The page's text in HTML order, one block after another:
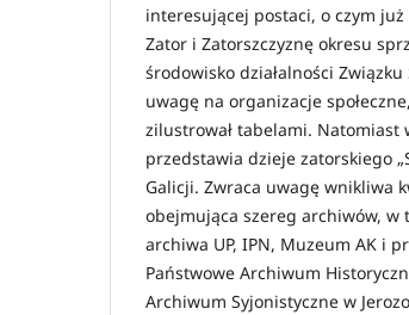
interesującej postaci, o czym
Zator i Zatorszczyznę okresu
środowisko działalności
uwagę na organizacje
zilustrował tabelami.
przedstawia dzieje zatorskiego
Galicji. Zwraca uwagę wnikliwa
obejmująca szereg archiwów, w
archiwa UP, IPN, Muzeum AK i
Państwowe Archiwum
Archiwum Syjonistyczne w